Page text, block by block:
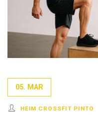
05. MAR
HEIM CROSSFIT PINTO